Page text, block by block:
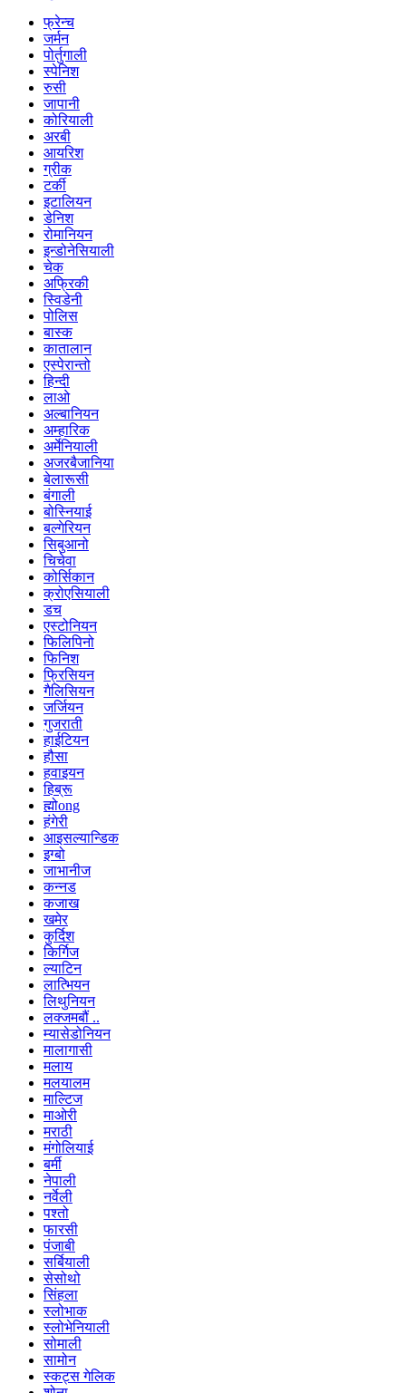
फ्रेन्च
जर्मन
पोर्तुगाली
स्पेनिश
रुसी
जापानी
कोरियाली
अरबी
आयरिश
ग्रीक
टर्की
इटालियन
डेनिश
रोमानियन
इन्डोनेसियाली
चेक
अफ्रिकी
स्विडेनी
पोलिस
बास्क
कातालान
एस्पेरान्तो
हिन्दी
लाओ
अल्बानियन
अम्हारिक
अर्मेनियाली
अजरबैजानिया
बेलारूसी
बंगाली
बोस्नियाई
बल्गेरियन
सिबुआनो
चिचेवा
कोर्सिकान
क्रोएसियाली
डच
एस्टोनियन
फिलिपिनो
फिनिश
फ्रिसियन
गैलिसियन
जर्जियन
गुजराती
हाईटियन
हौसा
हवाइयन
हिब्रू
ह्मोong
हंगेरी
आइसल्यान्डिक
इग्बो
जाभानीज
कन्नड
कजाख
खमेर
कुर्दिश
किर्गिज
ल्याटिन
लात्भियन
लिथुनियन
लक्जमबौं ..
म्यासेडोनियन
मालागासी
मलाय
मलयालम
माल्टिज
माओरी
मराठी
मंगोलियाई
बर्मी
नेपाली
नर्वेली
पश्तो
फारसी
पंजाबी
सर्बियाली
सेसोथो
सिंहला
स्लोभाक
स्लोभेनियाली
सोमाली
सामोन
स्कट्स गेलिक